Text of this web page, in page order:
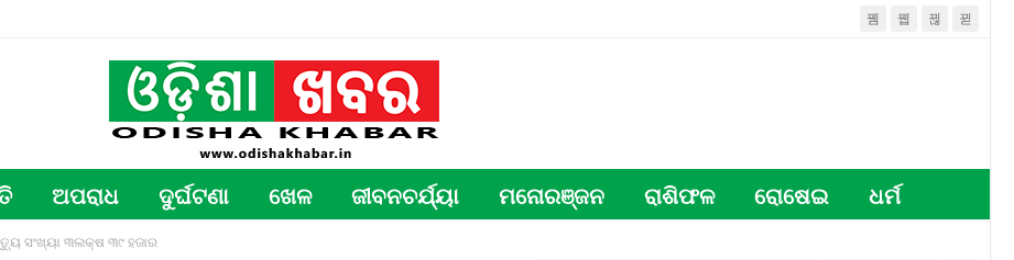
ଅପରାଧ ଦୁର୍ଘଟଣା ଖେଳ ଜୀବନଚର୍ଯ୍ୟା ମନୋରଞ୍ଜନ ରାଶିଫଳ ରୋଷେଇ ଧର୍ମ
ସଂଖ୍ୟା ୩ଲକ୍ଷ ୩୯ ହଜାର